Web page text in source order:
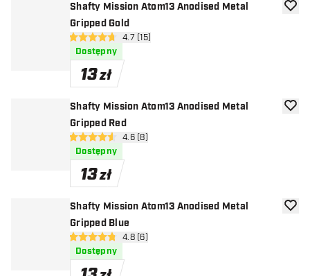
Shafty Mission Atom13 Anodised Metal
Gripped Gold
otwórz panel recenzji
4.7 gwiazdki oceny
4.7 (15)
Dostępny
13zł
Shafty Mission Atom13 Anodised Metal
Gripped Red
otwórz panel recenzji
4.6 gwiazdki oceny
4.6 (8)
Dostępny
13zł
Shafty Mission Atom13 Anodised Metal
Gripped Blue
otwórz panel recenzji
4.8 gwiazdki oceny
4.8 (6)
Dostępny